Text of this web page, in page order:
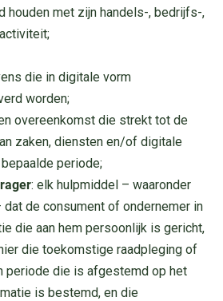
houden met zijn handels-, bedrijfs-,
die in digitale vorm
worden;
overeenkomst die strekt tot de
zaken, diensten en/of digitale
periode;
: elk hulpmiddel – waaronder
de consument of ondernemer in
die aan hem persoonlijk is gericht,
die toekomstige raadpleging of
periode die is afgestemd op het
is bestemd, en die